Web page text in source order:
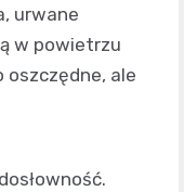
urwane
w powietrzu
oszczędne, ale